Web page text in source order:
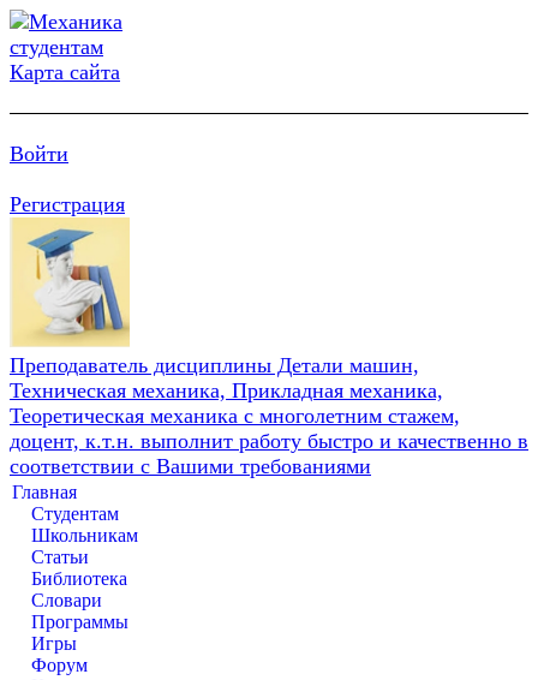
Карта сайта
Войти
Регистрация
Преподаватель дисциплины Детали машин,
Техническая механика, Прикладная механика,
Теоретическая механика с многолетним стажем,
доцент, к.т.н. выполнит работу быстро и качественно в
соответствии с Вашими требованиями
Главная
Студентам
Школьникам
Статьи
Библиотека
Словари
Программы
Игры
Форум